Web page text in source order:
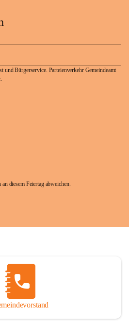
und Bürgerservice. Parteienverkehr Gemeindeamt
diesem Feiertag abweichen.